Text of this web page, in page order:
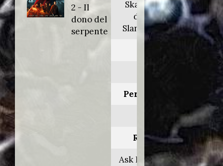
2 - Il
dono del
serpente
Skammerens
datter II:
Slangens gave
Personaggio:
Regia di:
Ask Hasselbalch